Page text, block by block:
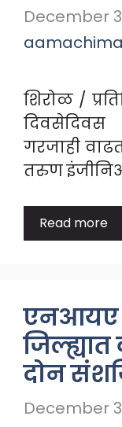
December
शिरोळ /
गरजाही
तरुण
Read more
एनआयए
जिल्ह्यात
दोन
December